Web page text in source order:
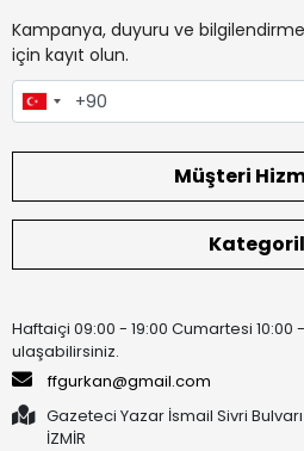
Kampanya, duyuru ve
için kayıt olun.
Müşteri
Haftaiçi 09:00 - 19:00 Cumartesi 10:00
ulaşabilirsiniz.
ffgurkan@gmail.com
Gazeteci Yazar İsmail Sivri
İZMİR